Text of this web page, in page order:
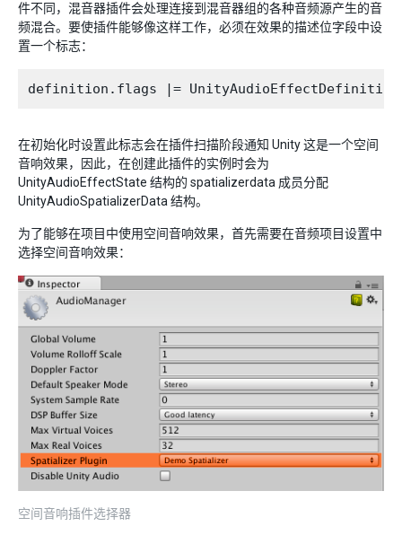
件不同，混音器插件会处理连接到混音器组的各种音频源产生的音
频混合。要使插件能够像这样工作，必须在效果的描述位字段中设
置一个标志：
在初始化时设置此标志会在插件扫描阶段通知 Unity 这是一个空间
音响效果，因此，在创建此插件的实例时会为
UnityAudioEffectState 结构的 spatializerdata 成员分配
UnityAudioSpatializerData 结构。
为了能够在项目中使用空间音响效果，首先需要在音频项目设置中
选择空间音响效果：
空间音响插件选择器